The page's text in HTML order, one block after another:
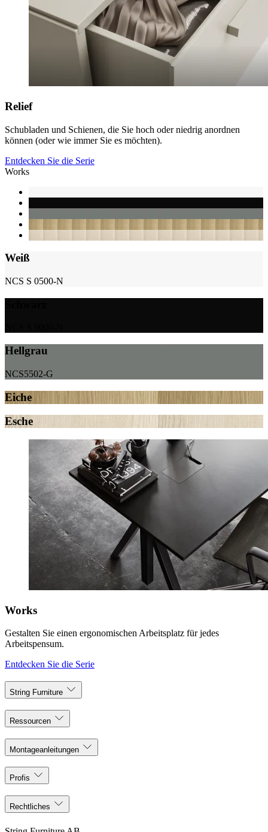
Relief
Schubladen und Schienen, die Sie hoch oder niedrig anordnen
können (oder wie immer Sie es möchten).
Entdecken Sie die Serie
Works
Weiß
NCS S 0500-N
Hellgrau
NCS5502-G
Eiche
Esche
Works
Gestalten Sie einen ergonomischen Arbeitsplatz für jedes
Arbeitspensum.
Entdecken Sie die Serie
String Furniture
Ressourcen
Montageanleitungen
Profis
Rechtliches